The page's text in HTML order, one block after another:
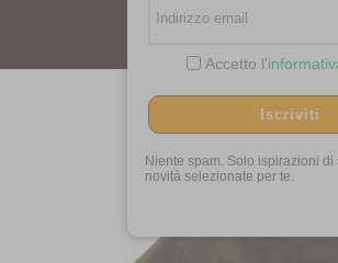
Accetto l'
Iscriviti
Niente spam. Solo ispirazioni di
novità selezionate per te.